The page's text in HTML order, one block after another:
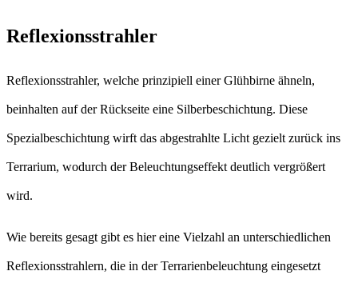
Reflexionsstrahler
Reflexionsstrahler, welche prinzipiell einer Glühbirne ähneln,
beinhalten auf der Rückseite eine Silberbeschichtung. Diese
Spezialbeschichtung wirft das abgestrahlte Licht gezielt zurück ins
Terrarium, wodurch der Beleuchtungseffekt deutlich vergrößert
wird.
Wie bereits gesagt gibt es hier eine Vielzahl an unterschiedlichen
Reflexionsstrahlern, die in der Terrarienbeleuchtung eingesetzt